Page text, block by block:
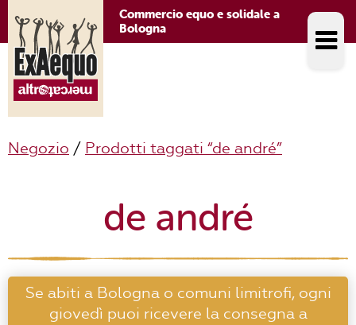
Commercio equo e solidale a
Bologna
Negozio / Prodotti taggati “de andré”
de andré
Se abiti a Bologna o comuni limitrofi, ogni
giovedì puoi ricevere la consegna a